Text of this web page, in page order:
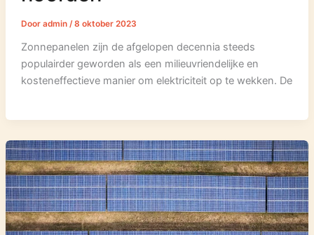
Door admin /8 oktober 2023
Zonnepanelen zijn de afgelopen decennia steeds
populairder geworden als een milieuvriendelijke en
kosteneffectieve manier om elektriciteit op te wekken. De